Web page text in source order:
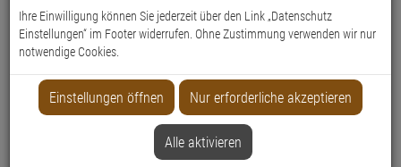
Suche
Produktmerkmale
SERVICE BUCHEN
(4K Ultra HD max. Bildauflösung)
Ihre Einwilligung können Sie jederzeit über den Link „Datenschutz
Einstellungen“ im Footer widerrufen. Ohne Zustimmung verwenden wir nur
notwendige Cookies.
Einstellungen öffnen Nur erforderliche akzeptieren
Alle aktivieren